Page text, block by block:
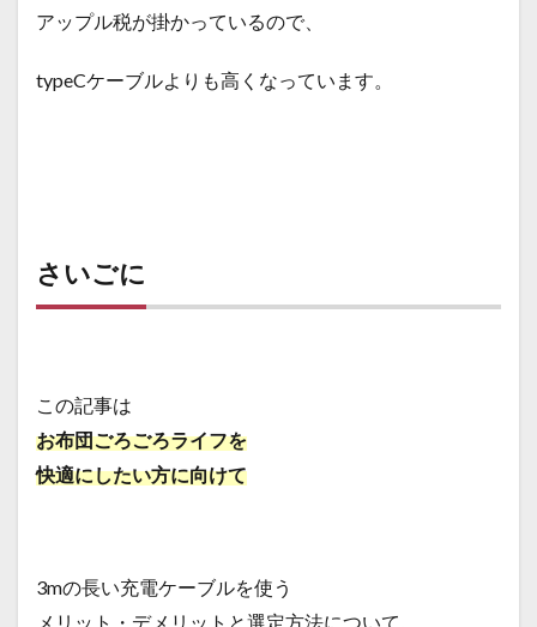
アップル税が掛かっているので、
typeCケーブルよりも高くなっています。
さいごに
この記事は
お布団ごろごろライフを
快適にしたい方に向けて
3mの長い充電ケーブルを使う
メリット・デメリットと選定方法について、